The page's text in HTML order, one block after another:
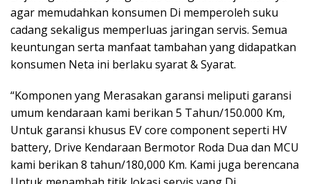
agar memudahkan konsumen Di memperoleh suku
cadang sekaligus memperluas jaringan servis. Semua
keuntungan serta manfaat tambahan yang didapatkan
konsumen Neta ini berlaku syarat & Syarat.
“Komponen yang Merasakan garansi meliputi garansi
umum kendaraan kami berikan 5 Tahun/150.000 Km,
Untuk garansi khusus EV core component seperti HV
battery, Drive Kendaraan Bermotor Roda Dua dan MCU
kami berikan 8 tahun/180,000 Km. Kami juga berencana